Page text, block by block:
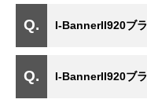
I-BannerII920ブ
I-BannerII920ブ